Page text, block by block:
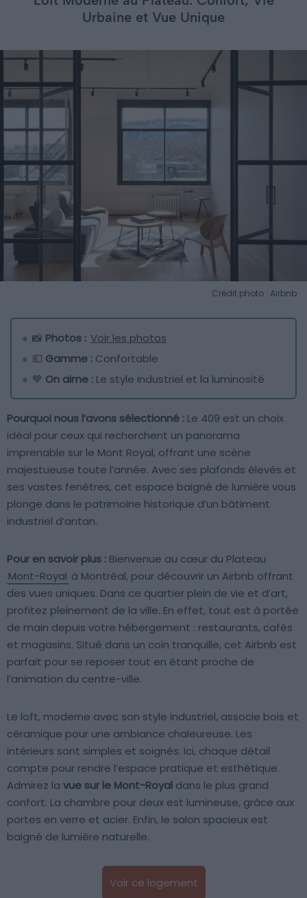
Urbaine et Vue Unique
Crédit photo : Airbnb
📸 Photos : Voir les photos
💶 Gamme : Confortable
💙 On aime : Le style industriel et la luminosité
Pourquoi nous l’avons sélectionné : Le 409 est un choix
idéal pour ceux qui recherchent un panorama
imprenable sur le Mont Royal, offrant une scène
majestueuse toute l’année. Avec ses plafonds élevés et
ses vastes fenêtres, cet espace baigné de lumière vous
plonge dans le patrimoine historique d’un bâtiment
industriel d’antan.
Pour en savoir plus : Bienvenue au cœur du Plateau
Mont-Royal à Montréal, pour découvrir un Airbnb offrant
des vues uniques. Dans ce quartier plein de vie et d’art,
profitez pleinement de la ville. En effet, tout est à portée
de main depuis votre hébergement : restaurants, cafés
et magasins. Situé dans un coin tranquille, cet Airbnb est
parfait pour se reposer tout en étant proche de
l’animation du centre-ville.
Le loft, moderne avec son style industriel, associe bois et
céramique pour une ambiance chaleureuse. Les
intérieurs sont simples et soignés. Ici, chaque détail
compte pour rendre l’espace pratique et esthétique.
Admirez la vue sur le Mont-Royal dans le plus grand
confort. La chambre pour deux est lumineuse, grâce aux
portes en verre et acier. Enfin, le salon spacieux est
baigné de lumière naturelle.
Voir ce logement